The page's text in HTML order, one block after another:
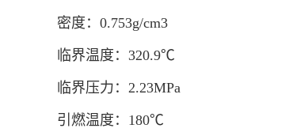
密度：0.753g/cm3
临界温度：320.9℃
临界压力：2.23MPa
引燃温度：180℃